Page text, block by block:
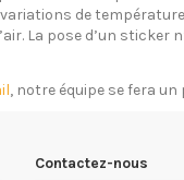
de
La pose d’un sticker
, notre équipe se fera
Contactez-nous